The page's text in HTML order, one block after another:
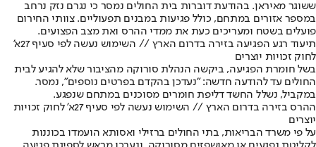
ששוגר מאיראן. בהודעת דוברות בית החולים נמסר כי נגרם נזק נרחב
במספר אזורים במתחם, כולל פגיעות במבנים תפעוליים. צוותי החירום
פועלים בשטח ומעריכים כעת את ממדי ההרס ואת מצב הפצועים.
תיעוד רגע הפגיעה בזירה בדרום הארץ // השימוש נעשה לפי סעיף 27א'
לחוק זכויות יוצרים
בשל חומרת הפגיעה, ביקשה הנהלת סורוקה מהציבור שלא להגיע לבית
החולים עד להודעה חדשה: "נעדכן בהקדם בפרטים נוספים", נמסר.
במקביל, נשלל החשד דליפת חומרים מסוכנים במתחם שנפגע.
ההרס בזירה בדרום הארץ // השימוש נעשה לפי סעיף 27א' לחוק זכויות
יוצרים
על פי משרד הבריאות, בתי החולים ברזילי ואסותא הועמדו בכוננות